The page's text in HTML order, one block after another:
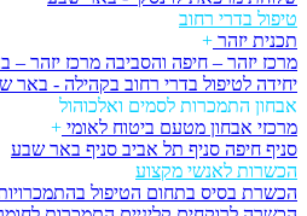
טיפול בדרי רחוב
תכנית יזהר +
מרכז יזהר – חיפה והסביבה מרכז יזהר –
יחידה לטיפול בדרי רחוב בקהילה - באר
אבחון התמכרות לסמים ואלכוהול
מרכזי אבחון מטעם ביטוח לאומי +
סניף חיפה סניף תל אביב סניף באר שבע
הכשרות לאנשי מקצוע
הכשרת בסיס בתחום הטיפול